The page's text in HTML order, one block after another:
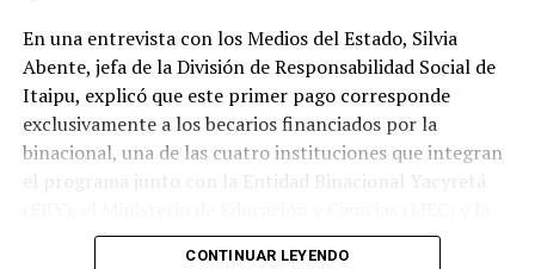
Manifestó que a lo largo de estas décadas, ambos países
demostraron una relación que se fortalece cuando
genera oportunidades concretas para sus ciudadanos y
las becas constituyen uno de los mejores ejemplos de
este compromiso.
generaciones, invierte en las personas.Cada uno de
En una entrevista con los Medios del Estado, Silvia
Abente, jefa de la División de Responsabilidad Social de
Itaipu, explicó que este primer pago corresponde
exclusivamente a los becarios financiados por la
binacional, una de las cuatro instituciones que integran
el programa junto con la Entidad Binacional Yacyretá
Secretaría Nacional de la Juventud (SNJ).
CONTINUAR LEYENDO